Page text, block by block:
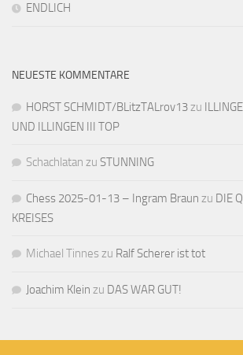
ENDLICH
NEUESTE KOMMENTARE
HORST SCHMIDT/BLitzTALrov13zu
UND ILLINGEN III TOP
Schachlatan zu STUNNING
Chess 2025-01-13 – Ingram Braun zu DIE
KREISES
Michael Tinnes zu Ralf Scherer ist tot
Joachim Klein zu DAS WAR GUT!